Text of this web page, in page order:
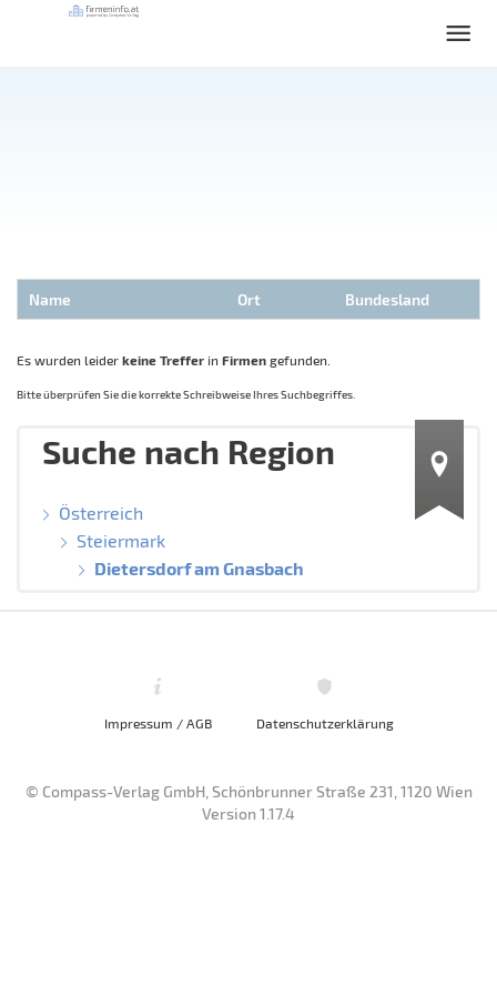
Name Ort Bundesland
Es wurden leider keine Treffer in Firmen gefunden.
Bitte überprüfen Sie die korrekte Schreibweise Ihres Suchbegriffes.
Suche nach Region
Österreich
Steiermark
Dietersdorf am Gnasbach
Impressum / AGB Datenschutzerklärung
© Compass-Verlag GmbH, Schönbrunner Straße 231, 1120 Wien
Version 1.17.4